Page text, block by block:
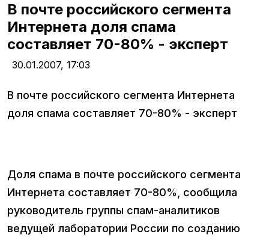
В почте российского сегмента
Интернета доля спама
составляет 70-80% - эксперт
30.01.2007, 17:03
В почте российского сегмента Интернета
доля спама составляет 70-80% - эксперт
Доля спама в почте российского сегмента
Интернета составляет 70-80%, сообщила
руководитель группы спам-аналитиков
ведущей лаборатории России по созданию